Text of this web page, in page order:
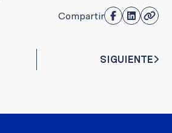
Compartir
SIGUIENTE